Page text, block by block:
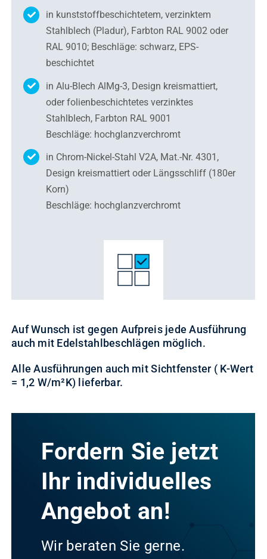
in kunststoffbeschichtetem, verzinktem
Stahlblech (Pladur), Farbton RAL 9002 oder
RAL 9010; Beschläge: schwarz, EPS-
beschichtet
in Alu-Blech AlMg-3, Design kreismattiert,
oder folienbeschichtetes verzinktes
Stahlblech, Farbton RAL 9001
Beschläge: hochglanzverchromt
in Chrom-Nickel-Stahl V2A, Mat.-Nr. 4301,
Design kreismattiert oder Längsschliff (180er
Korn)
Beschläge: hochglanzverchromt
Auf Wunsch ist gegen Aufpreis jede Ausführung
auch mit Edelstahlbeschlägen möglich.
Alle Ausführungen auch mit Sichtfenster ( K-Wert
= 1,2 W/m²K) lieferbar.
Fordern Sie jetzt
Ihr individuelles
Angebot an!
Wir beraten Sie gerne.